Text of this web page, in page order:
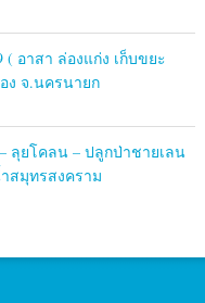
อาสา ล่องแก่ง เก็บขยะ
ง จ.นครนายก
ลุยโคลน – ปลูกป่าชายเลน
สมุทรสงคราม